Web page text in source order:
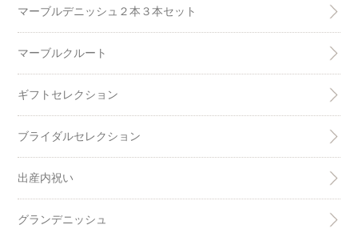
マーブルデニッシュ２本３本セット
マーブルクルート
ギフトセレクション
ブライダルセレクション
出産内祝い
グランデニッシュ